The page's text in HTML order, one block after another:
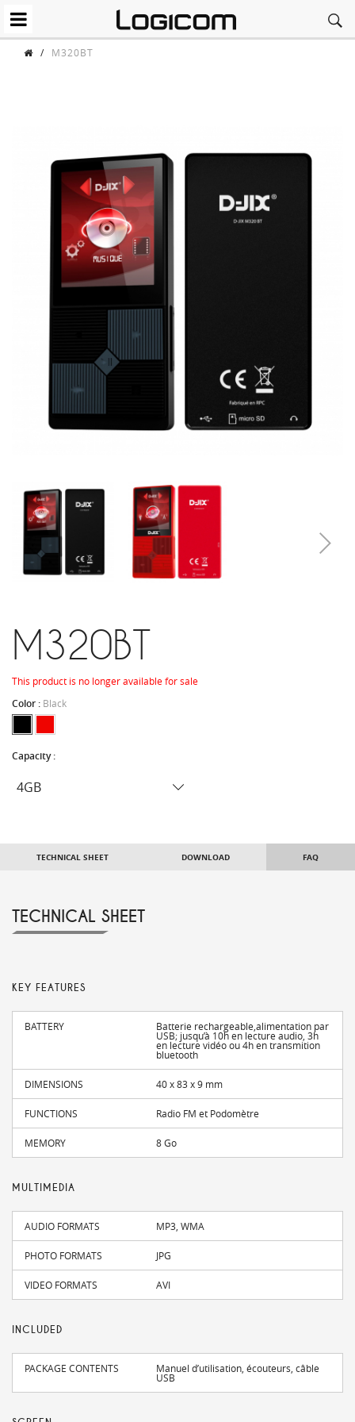
/ M320BT
M320BT
This product is no longer available for sale
Color : Black
Capacity :
TECHNICAL SHEET DOWNLOAD FAQ
TECHNICAL SHEET
KEY FEATURES
BATTERY Batterie rechargeable,alimentation par
USB; jusqu’à 10h en lecture audio, 3h
en lecture vidéo ou 4h en transmition
bluetooth
DIMENSIONS 40 x 83 x 9 mm
FUNCTIONS Radio FM et Podomètre
MEMORY 8 Go
MULTIMEDIA
AUDIO FORMATS MP3, WMA
PHOTO FORMATS JPG
VIDEO FORMATS AVI
INCLUDED
PACKAGE CONTENTS Manuel d’utilisation, écouteurs, câble
USB